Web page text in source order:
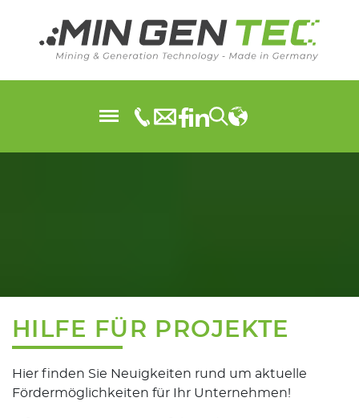
HILFE FÜR PROJEKTE
Hier finden Sie Neuigkeiten rund um aktuelle
Fördermöglichkeiten für Ihr Unternehmen!